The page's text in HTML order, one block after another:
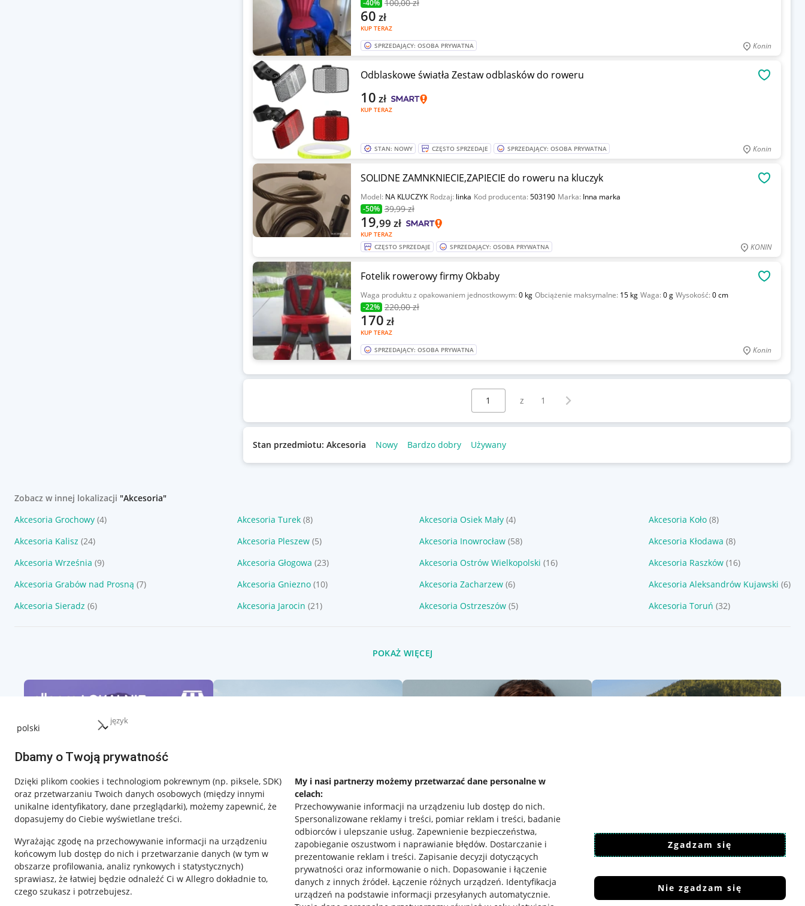
język
Dbamy o Twoją prywatność
Dzięki plikom cookies i technologiom pokrewnym (np. piksele, SDK)
oraz przetwarzaniu Twoich danych osobowych (między innymi
unikalne identyfikatory, dane przeglądarki), możemy zapewnić, że
dopasujemy do Ciebie wyświetlane treści.
Wyrażając zgodę na przechowywanie informacji na urządzeniu
końcowym lub dostęp do nich i przetwarzanie danych (w tym w
obszarze profilowania, analiz rynkowych i statystycznych)
sprawiasz, że łatwiej będzie odnaleźć Ci w Allegro dokładnie to,
czego szukasz i potrzebujesz.
My i nasi partnerzy możemy przetwarzać dane personalne w
celach:
Przechowywanie informacji na urządzeniu lub dostęp do nich.
Spersonalizowane reklamy i treści, pomiar reklam i treści, badanie
odbiorców i ulepszanie usług. Zapewnienie bezpieczeństwa,
zapobieganie oszustwom i naprawianie błędów. Dostarczanie i
prezentowanie reklam i treści. Zapisanie decyzji dotyczących
prywatności oraz informowanie o nich. Dopasowanie i łączenie
danych z innych źródeł. Łączenie różnych urządzeń. Identyfikacja
urządzeń na podstawie informacji przesyłanych automatycznie.
Zgadzam się
Nie zgadzam się
-40% 100,00 zł
KUP TERAZ
60 zł
SPRZEDAJĄCY: OSOBA PRYWATNA Konin
Odblaskowe światła Zestaw odblasków do roweru
KUP TERAZ
10 zł
STAN: NOWY CZĘSTO SPRZEDAJE SPRZEDAJĄCY: OSOBA PRYWATNA Konin
SOLIDNE ZAMNKNIECIE,ZAPIECIE do roweru na kluczyk
Model: NA KLUCZYK Rodzaj: linka Kod producenta:503190 Marka: Inna marka
-50% 39,99 zł
KUP TERAZ
19,99 zł
CZĘSTO SPRZEDAJE SPRZEDAJĄCY: OSOBA PRYWATNA KONIN
Fotelik rowerowy firmy Okbaby
Waga produktu z opakowaniem jednostkowym:0 kg Obciążenie maksymalne: 15 kg Waga:0 g Wysokość:0 cm
-22% 220,00 zł
KUP TERAZ
170 zł
SPRZEDAJĄCY: OSOBA PRYWATNA Konin
Wybierz stronę:
z 1 Następna strona
Stan przedmiotu: Akcesoria Nowy Bardzo dobry Używany
Zobacz w innej lokalizacji "Akcesoria"
Akcesoria Grochowy (4) Akcesoria Turek (8) Akcesoria Osiek Mały (4) Akcesoria Koło (8)
Akcesoria Kalisz (24) Akcesoria Pleszew (5) Akcesoria Inowrocław (58) Akcesoria Kłodawa (8)
Akcesoria Września (9) Akcesoria Głogowa (23) Akcesoria Ostrów Wielkopolski (16) Akcesoria Raszków (16)
Akcesoria Grabów nad Prosną (7) Akcesoria Gniezno (10) Akcesoria Zacharzew (6) Akcesoria Aleksandrów Kujawski (6)
Akcesoria Sieradz (6) Akcesoria Jarocin (21) Akcesoria Ostrzeszów (5) Akcesoria Toruń (32)
POKAŻ WIĘCEJ
Przydatne informacje Pobierz aplikację